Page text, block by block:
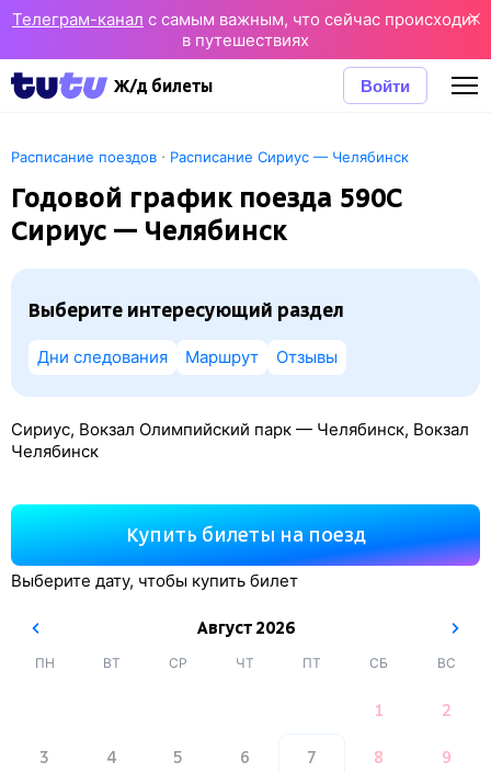
Телеграм-канал с самым важным, что сейчас происходит
в путешествиях
Ж/д билеты Войти
Расписание поездов · Расписание Сириус — Челябинск
Годовой график поезда 590С
Сириус — Челябинск
Выберите интересующий раздел
Дни следования Маршрут Отзывы
Сириус, Вокзал Олимпийский парк — Челябинск, Вокзал
Челябинск
Купить билеты на поезд
Выберите дату, чтобы купить билет
Август2026
ПН ВТ СР ЧТ ПТ СБ ВС
1 2
3 4 5 6 7 8 9